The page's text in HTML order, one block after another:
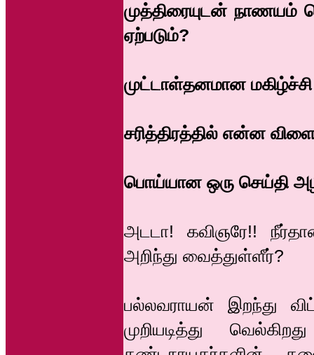
முத்திரையுடன் நாணயம்
ஏற்படும்?
முட்டாள்தனமான மகிழ்ச்சி
சரித்திரத்தில் என்ன
பொய்யான ஒரு செய்தி
அடடா! கவிஞரே!!
அறிந்து வைத்துள்ளீர்?
பல்லவராயன் இறந்து
முறியடித்து